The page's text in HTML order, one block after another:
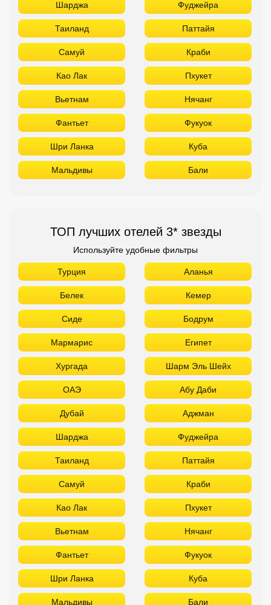
Шарджа Фуджейра
Таиланд Паттайя
Самуй Краби
Као Лак Пхукет
Вьетнам Нячанг
Фантьет Фукуок
Шри Ланка Куба
Мальдивы Бали
ТОП лучших отелей 3* звезды
Используйте удобные фильтры
Турция Аланья
Белек Кемер
Сиде Бодрум
Мармарис Египет
Хургада Шарм Эль Шейх
ОАЭ Абу Даби
Дубай Аджман
Шарджа Фуджейра
Таиланд Паттайя
Самуй Краби
Као Лак Пхукет
Вьетнам Нячанг
Фантьет Фукуок
Шри Ланка Куба
Мальдивы Бали